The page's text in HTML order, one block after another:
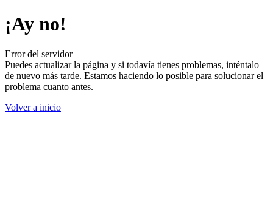
¡Ay no!
Error del servidor
Puedes actualizar la página y si todavía tienes problemas, inténtalo
de nuevo más tarde. Estamos haciendo lo posible para solucionar el
problema cuanto antes.
Volver a inicio